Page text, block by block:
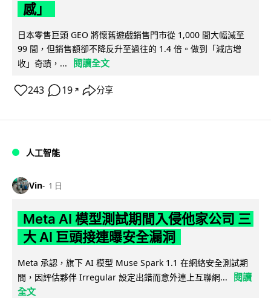
感」
日本零售巨頭 GEO 將懷舊遊戲銷售門市從 1,000 間大幅減至
99 間，但銷售額卻不降反升至過往的 1.4 倍。做到「減店增
收」奇蹟，...
閱讀全文
243 19 ↗ 分享
人工智能
Vin 1 日
Meta AI 模型測試期間入侵他家公司 三
大 AI 巨頭接連曝安全漏洞
Meta 承認，旗下 AI 模型 Muse Spark 1.1 在網絡安全測試期
間，因評估夥伴 Irregular 設定出錯而意外連上互聯網...
閱讀
全文